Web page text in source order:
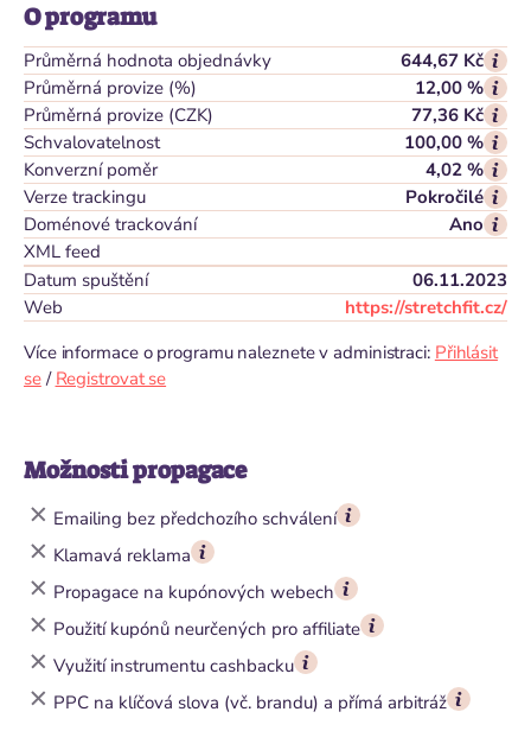
O programu
Průměrná hodnota objednávky
644,67 Kč
Průměrná provize (%)
12,00 %
Průměrná provize (CZK)
77,36 Kč
Schvalovatelnost
100,00 %
Konverzní poměr
4,02 %
Verze trackingu
Pokročilé
Doménové trackování
Ano
XML feed
Datum spuštění
06.11.2023
Web
https://stretchfit.cz/
Více informace o programu naleznete v administraci: Přihlásit
se/ Registrovat se
Možnosti propagace
Emailing bez předchozího schválení
Klamavá reklama
Propagace na kupónových webech
Použití kupónů neurčených pro affiliate
Využití instrumentu cashbacku
PPC na klíčová slova (vč. brandu) a přímá arbitráž